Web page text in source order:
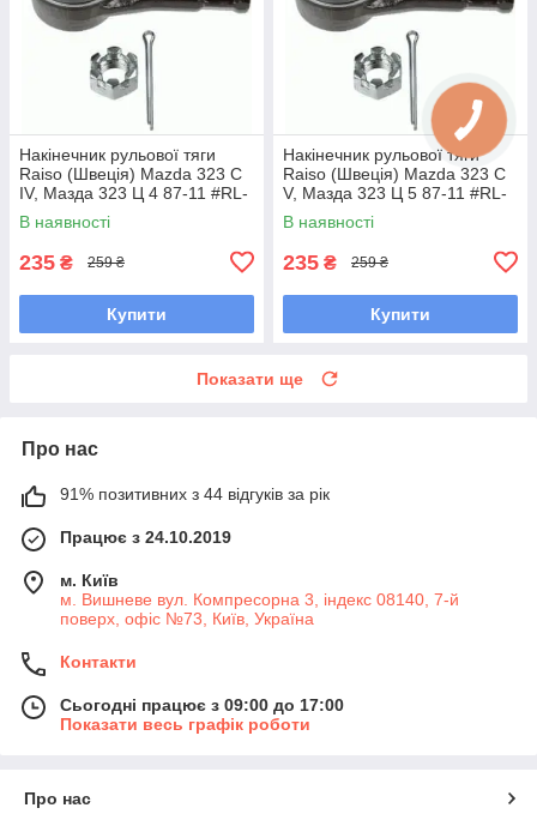
Накінечник рульової тяги
Raiso (Швеція) Mazda 323 C
IV, Мазда 323 Ц 4 87-11 #RL-
232280M UAVPCWF7
В наявності
235 ₴ 259 ₴
Купити
Накінечник рульової тяги
Raiso (Швеція) Mazda 323 C
V, Мазда 323 Ц 5 87-11 #RL-
232280M UAVPCWF7
В наявності
235 ₴ 259 ₴
Купити
Показати ще
Про нас
91% позитивних з 44 відгуків за рік
Працює з 24.10.2019
м. Київ
м. Вишневе вул. Компресорна 3, індекс 08140, 7-й
поверх, офіс №73, Київ, Україна
Контакти
Сьогодні працює з 09:00 до 17:00
Показати весь графік роботи
Про нас